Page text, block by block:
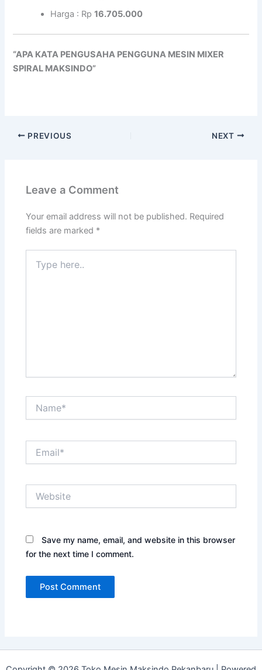
Harga : Rp16.705.000
“APA KATA PENGUSAHA PENGGUNA MESIN MIXER
SPIRAL MAKSINDO”
PREVIOUS NEXT
Leave a Comment
Your email address will not be published. Required
fields are marked *
here..
Save my name, email, and website in this browser
for the next time I comment.